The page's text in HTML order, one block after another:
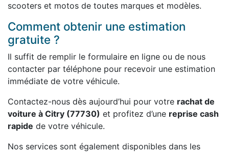
scooters et motos de toutes marques et modèles.
Comment obtenir une estimation
gratuite ?
Il suffit de remplir le formulaire en ligne ou de nous
contacter par téléphone pour recevoir une estimation
immédiate de votre véhicule.
Contactez-nous dès aujourd’hui pour votre rachat de
voiture à Citry (77730) et profitez d’une reprise cash
rapide de votre véhicule.
Nos services sont également disponibles dans les